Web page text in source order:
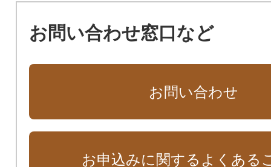
お問い合わせ窓口など
お問い合わせ
お申込みに関するよくある